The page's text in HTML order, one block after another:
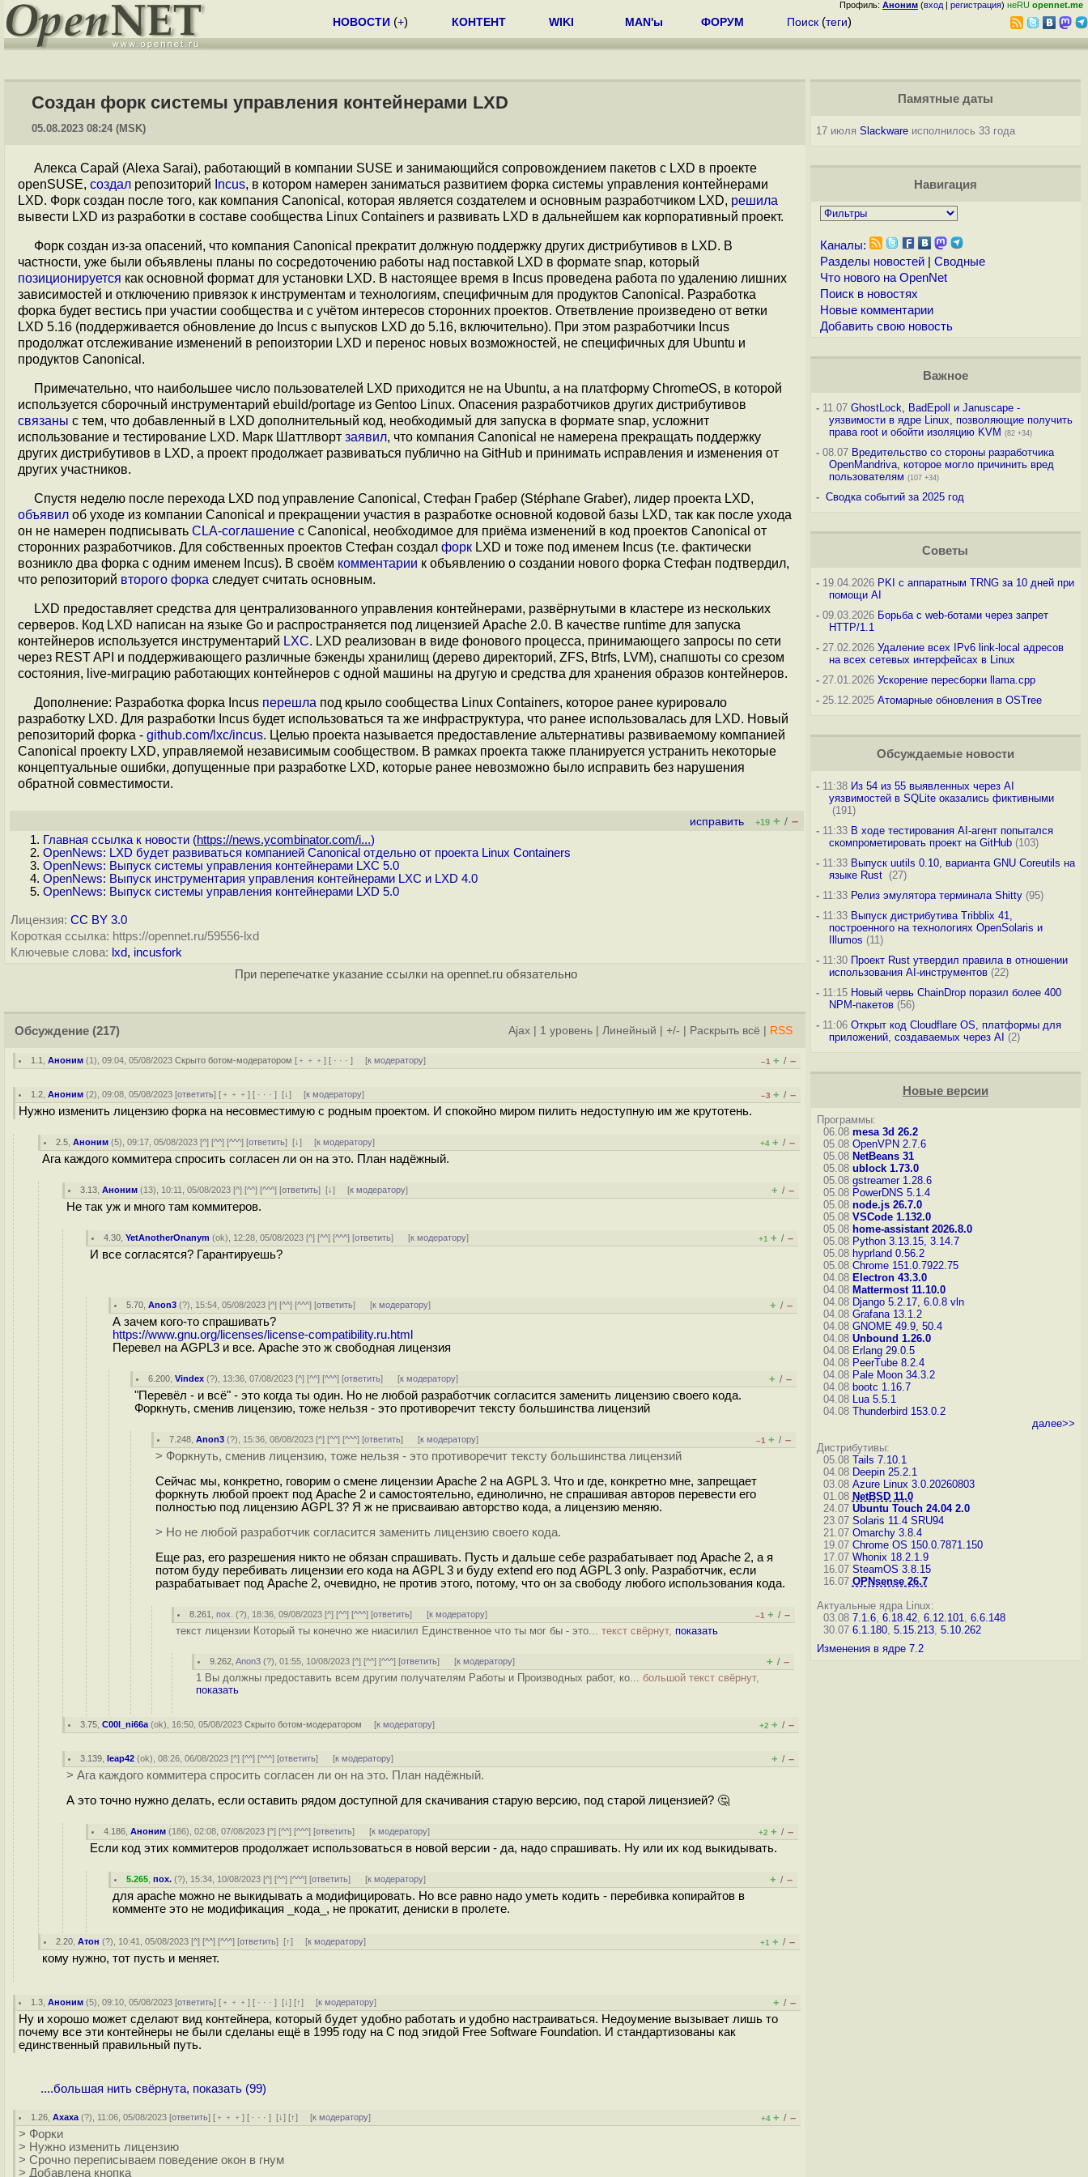
Профиль: Аноним (вход | регистрация) неRU opennet.me
НОВОСТИ (+) КОНТЕНТ WIKI MAN'ы ФОРУМ Поиск (теги)
Создан форк системы управления контейнерами LXD
05.08.2023 08:24 (MSK)
Алекса Сарай (Alexa Sarai), работающий в компании SUSE и занимающийся сопровождением пакетов с LXD в проекте
openSUSE, создал репозиторий Incus, в котором намерен заниматься развитием форка системы управления контейнерами
LXD. Форк создан после того, как компания Canonical, которая является создателем и основным разработчиком LXD, решила
вывести LXD из разработки в составе сообщества Linux Containers и развивать LXD в дальнейшем как корпоративный проект.
Форк создан из-за опасений, что компания Canonical прекратит должную поддержку других дистрибутивов в LXD. В
частности, уже были объявлены планы по сосредоточению работы над поставкой LXD в формате snap, который
позиционируется как основной формат для установки LXD. В настоящее время в Incus проведена работа по удалению лишних
зависимостей и отключению привязок к инструментам и технологиям, специфичным для продуктов Canonical. Разработка
форка будет вестись при участии сообщества и с учётом интересов сторонних проектов. Ответвление произведено от ветки
LXD 5.16 (поддерживается обновление до Incus c выпусков LXD до 5.16, включительно). При этом разработчики Incus
продолжат отслеживание изменений в репоизтории LXD и перенос новых возможностей, не специфичных для Ubuntu и
продуктов Canonical.
Примечательно, что наибольшее число пользователей LXD приходится не на Ubuntu, а на платформу ChromeOS, в которой
используется сборочный инструментарий ebuild/portage из Gentoo Linux. Опасения разработчиков других дистрибутивов
связаны с тем, что добавленный в LXD дополнительный код, необходимый для запуска в формате snap, усложнит
использование и тестирование LXD. Марк Шаттлворт заявил, что компания Canonical не намерена прекращать поддержку
других дистрибутивов в LXD, а проект продолжает развиваться публично на GitHub и принимать исправления и изменения от
других участников.
Спустя неделю после перехода LXD под управление Canonical, Стефан Грабер (Stéphane Graber), лидер проекта LXD,
объявил об уходе из компании Canonical и прекращении участия в разработке основной кодовой базы LXD, так как после ухода
он не намерен подписывать CLA-соглашение с Canonical, необходимое для приёма изменений в код проектов Canonical от
сторонних разработчиков. Для собственных проектов Стефан создал форк LXD и тоже под именем Incus (т.е. фактически
возникло два форка с одним именем Incus). В своём комментарии к объявлению о создании нового форка Стефан подтвердил,
что репозиторий второго форка следует считать основным.
LXD предоставляет средства для централизованного управления контейнерами, развёрнутыми в кластере из нескольких
серверов. Код LXD написан на языке Go и распространяется под лицензией Apache 2.0. В качестве runtime для запуска
контейнеров используется инструментарий LXC. LXD реализован в виде фонового процесса, принимающего запросы по сети
через REST API и поддерживающего различные бэкенды хранилищ (дерево директорий, ZFS, Btrfs, LVM), снапшоты со срезом
состояния, live-миграцию работающих контейнеров с одной машины на другую и средства для хранения образов контейнеров.
Дополнение: Разработка форка Incus перешла под крыло сообщества Linux Containers, которое ранее курировало
разработку LXD. Для разработки Incus будет использоваться та же инфраструктура, что ранее использовалась для LXD. Новый
репозиторий форка - github.com/lxc/incus. Целью проекта называется предоставление альтернативы развиваемому компанией
Canonical проекту LXD, управляемой независимым сообществом. В рамках проекта также планируется устранить некоторые
концептуальные ошибки, допущенные при разработке LXD, которые ранее невозможно было исправить без нарушения
обратной совместимости.
исправить +19 + / –
Главная ссылка к новости (https://news.ycombinator.com/i...)
OpenNews: LXD будет развиваться компанией Canonical отдельно от проекта Linux Containers
OpenNews: Выпуск системы управления контейнерами LXC 5.0
OpenNews: Выпуск инструментария управления контейнерами LXC и LXD 4.0
OpenNews: Выпуск системы управления контейнерами LXD 5.0
Лицензия: CC BY 3.0
Короткая ссылка: https://opennet.ru/59556-lxd
Ключевые слова: lxd, incusfork
При перепечатке указание ссылки на opennet.ru обязательно
Обсуждение (217) Ajax 1 уровень Линейный +/- Раскрыть всё RSS
1.1 ,Аноним (1), 09:04, 05/08/2023Скрыто ботом-модератором [ ﹢﹢﹢] [ · · ·] [к модератору] –1 + / –
1.2 ,Аноним (2), 09:08, 05/08/2023 [ответить] [ ﹢﹢﹢] [ · · ·][↓] [к модератору] –3 + / –
Нужно изменить лицензию форка на несовместимую с родным проектом. И спокойно миром пилить недоступную им же крутотень.
2.5 ,Аноним (5), 09:17, 05/08/2023 [^] [^^] [^^^] [ответить][↓] [к модератору] +4 + / –
Ага каждого коммитера спросить согласен ли он на это. План надёжный.
3.13 ,Аноним (13), 10:11, 05/08/2023 [^] [^^] [^^^] [ответить][↓] [к модератору] + / –
Не так уж и много там коммитеров.
4.30 ,YetAnotherOnanym (ok), 12:28, 05/08/2023 [^] [^^] [^^^] [ответить] [к модератору] +1 + / –
И все согласятся? Гарантируешь?
5.70 ,Anon3 (?), 15:54, 05/08/2023 [^] [^^] [^^^] [ответить] [к модератору] + / –
А зачем кого-то спрашивать?
https://www.gnu.org/licenses/license-compatibility.ru.html
Перевел на AGPL3 и все. Apache это ж свободная лицензия
6.200 ,Vindex (?), 13:36, 07/08/2023 [^] [^^] [^^^] [ответить] [к модератору] + / –
"Перевёл - и всё" - это когда ты один. Но не любой разработчик согласится заменить лицензию своего кода.
Форкнуть, сменив лицензию, тоже нельзя - это противоречит тексту большинства лицензий
7.248 ,Anon3 (?), 15:36, 08/08/2023 [^] [^^] [^^^] [ответить] [к модератору] –1 + / –
> Форкнуть, сменив лицензию, тоже нельзя - это противоречит тексту большинства лицензий
Сейчас мы, конкретно, говорим о смене лицензии Apache 2 на AGPL 3. Что и где, конкретно мне, запрещает
форкнуть любой проект под Apache 2 и самостоятельно, единолично, не спрашивая авторов перевести его
полностью под лицензию AGPL 3? Я ж не присваиваю авторство кода, а лицензию меняю.
> Но не любой разработчик согласится заменить лицензию своего кода.
Еще раз, его разрешения никто не обязан спрашивать. Пусть и дальше себе разрабатывает под Apache 2, а я
потом буду перебивать лицензии его кода на AGPL 3 и буду extend его под AGPL 3 only. Разработчик, если
разрабатывает под Apache 2, очевидно, не против этого, потому, что он за свободу любого использования кода.
8.261 ,пох. (?), 18:36, 09/08/2023 [^] [^^] [^^^] [ответить] [к модератору] –1 + / –
текст лицензии Который ты конечно же ниасилил Единственное что ты мог бы - это... текст свёрнут, показать
9.262 ,Anon3 (?), 01:55, 10/08/2023 [^] [^^] [^^^] [ответить] [к модератору] + / –
1 Вы должны предоставить всем другим получателям Работы и Производных работ, ко... большой текст свёрнут,
показать
3.75 ,C00l_ni66a (ok), 16:50, 05/08/2023Скрыто ботом-модератором [к модератору] +2 + / –
3.139 ,leap42 (ok), 08:26, 06/08/2023 [^] [^^] [^^^] [ответить] [к модератору] + / –
> Ага каждого коммитера спросить согласен ли он на это. План надёжный.
А это точно нужно делать, если оставить рядом доступной для скачивания старую версию, под старой лицензией? 🤔
4.186 ,Аноним (186), 02:08, 07/08/2023 [^] [^^] [^^^] [ответить] [к модератору] +2 + / –
Если код этих коммитеров продолжает использоваться в новой версии - да, надо спрашивать. Ну или их код выкидывать.
5.265 ,пох. (?), 15:34, 10/08/2023 [^] [^^] [^^^] [ответить] [к модератору] + / –
для apache можно не выкидывать а модифицировать. Но все равно надо уметь кодить - перебивка копирайтов в
комменте это не модификация _кода_, не прокатит, дениски в пролете.
2.20 ,Атон (?), 10:41, 05/08/2023 [^] [^^] [^^^] [ответить][↑] [к модератору] +1 + / –
кому нужно, тот пусть и меняет.
1.3 ,Аноним (5), 09:10, 05/08/2023 [ответить] [ ﹢﹢﹢] [ · · ·][↓] [↑] [к модератору] + / –
Ну и хорошо может сделают вид контейнера, который будет удобно работать и удобно настраиваться. Недоумение вызывает лишь то
почему все эти контейнеры не были сделаны ещё в 1995 году на C под эгидой Free Software Foundation. И стандартизованы как
единственный правильный путь.
....большая нить свёрнута, показать (99)
1.26 ,Ахаха (?), 11:06, 05/08/2023 [ответить] [ ﹢﹢﹢] [ · · ·][↓] [↑] [к модератору] +4 + / –
> Форки
> Нужно изменить лицензию
> Срочно переписываем поведение окон в гнум
> Добавлена кнопка
Памятные даты
17 июля Slackwareисполнилось 33 года
Навигация
Каналы:
Разделы новостей| Сводные
Что нового на OpenNet
Поиск в новостях
Новые комментарии
Добавить свою новость
Важное
-11.07 GhostLock, BadEpoll и Januscape -
уязвимости в ядре Linux, позволяющие получить
права root и обойти изоляцию KVM (82 +34)
-08.07 Вредительство со стороны разработчика
OpenMandriva, которое могло причинить вред
пользователям (107 +34)
- Сводка событий за 2025 год
Советы
-19.04.2026 PKI с аппаратным TRNG за 10 дней при
помощи AI
-09.03.2026 Борьба с web-ботами через запрет
HTTP/1.1
-27.02.2026 Удаление всех IPv6 link-local адресов
на всех сетевых интерфейсах в Linux
-27.01.2026 Ускорение пересборки llama.cpp
-25.12.2025 Атомарные обновления в OSTree
Обсуждаемые новости
-11:38 Из 54 из 55 выявленных через AI
уязвимостей в SQLite оказались фиктивными
(191)
-11:33 В ходе тестирования AI-агент попытался
скомпрометировать проект на GitHub(103)
-11:33 Выпуск uutils 0.10, варианта GNU Coreutils на
языке Rust (27)
-11:33 Релиз эмулятора терминала Shitty(95)
-11:33 Выпуск дистрибутива Tribblix 41,
построенного на технологиях OpenSolaris и
Illumos (11)
-11:30 Проект Rust утвердил правила в отношении
использования AI-инструментов(22)
-11:15 Новый червь ChainDrop поразил более 400
NPM-пакетов(56)
-11:06 Открыт код Cloudflare OS, платформы для
приложений, создаваемых через AI (2)
Новые версии
Программы:
06.08 mesa 3d 26.2
05.08 OpenVPN 2.7.6
05.08 NetBeans 31
05.08 ublock 1.73.0
05.08 gstreamer 1.28.6
05.08 PowerDNS 5.1.4
05.08 node.js 26.7.0
05.08 VSCode 1.132.0
05.08 home-assistant 2026.8.0
05.08 Python 3.13.15, 3.14.7
05.08 hyprland 0.56.2
05.08 Chrome 151.0.7922.75
04.08 Electron 43.3.0
04.08 Mattermost 11.10.0
04.08 Django 5.2.17, 6.0.8 vln
04.08 Grafana 13.1.2
04.08 GNOME 49.9, 50.4
04.08 Unbound 1.26.0
04.08 Erlang 29.0.5
04.08 PeerTube 8.2.4
04.08 Pale Moon 34.3.2
04.08 bootc 1.16.7
04.08 Lua 5.5.1
04.08 Thunderbird 153.0.2
далее>>
Дистрибутивы:
05.08 Tails 7.10.1
04.08 Deepin 25.2.1
03.08 Azure Linux 3.0.20260803
01.08 NetBSD 11.0
24.07 Ubuntu Touch 24.04 2.0
23.07 Solaris 11.4 SRU94
21.07 Omarchy 3.8.4
19.07 Chrome OS 150.0.7871.150
17.07 Whonix 18.2.1.9
16.07 SteamOS 3.8.15
16.07 OPNsense 26.7
Актуальные ядра Linux:
03.08 7.1.6, 6.18.42, 6.12.101, 6.6.148
30.07 6.1.180, 5.15.213, 5.10.262
Изменения в ядре 7.2